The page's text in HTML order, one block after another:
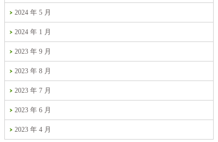
2024 年 5 月
2024 年 1 月
2023 年 9 月
2023 年 8 月
2023 年 7 月
2023 年 6 月
2023 年 4 月